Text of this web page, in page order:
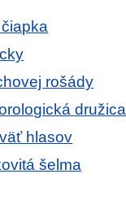
rošády
družica
hlasov
šelma